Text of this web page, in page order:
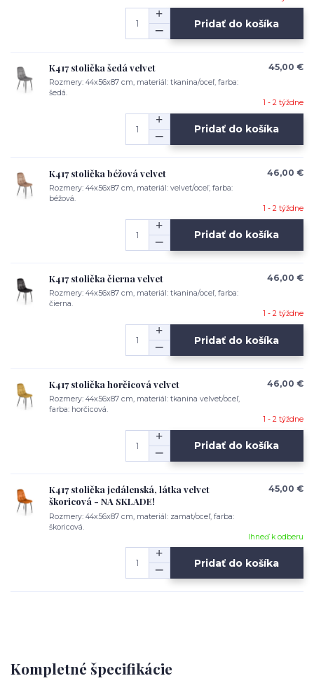
Pridať do košíka
K417 stolička šedá velvet
Rozmery: 44x56x87 cm, materiál: tkanina/oceľ, farba:
šedá.
45,00 €
1 - 2 týždne
Pridať do košíka
K417 stolička béžová velvet
Rozmery: 44x56x87 cm, materiál: velvet/oceľ, farba:
béžová.
46,00 €
1 - 2 týždne
Pridať do košíka
K417 stolička čierna velvet
Rozmery: 44x56x87 cm, materiál: tkanina/oceľ, farba:
čierna.
46,00 €
1 - 2 týždne
Pridať do košíka
K417 stolička horčicová velvet
Rozmery: 44x56x87 cm, materiál: tkanina velvet/oceľ,
farba: horčicová.
46,00 €
1 - 2 týždne
Pridať do košíka
K417 stolička jedálenská, látka velvet
škoricová - NA SKLADE!
Rozmery: 44x56x87 cm, materiál: zamat/oceľ, farba:
škoricová.
45,00 €
Ihneď k odberu
Pridať do košíka
Kompletné špecifikácie